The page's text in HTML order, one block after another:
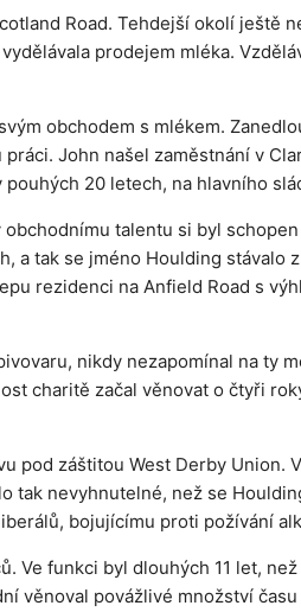
Road. Tehdejší okolí ještě
prodejem mléka.
obchodem s mlékem.
John našel zaměstnání v
20 letech, na hlavního
talentu si byl schopen
a tak se jméno Houlding stávalo
rezidenci na Anfield Road s
nikdy nezapomínal na ty
charitě začal věnovat o čtyři
pod záštitou West Derby Union.
tak nevyhnutelné, než se
bojujícímu proti požívání
Ve funkci byl dlouhých 11 let,
věnoval povážlivé množství